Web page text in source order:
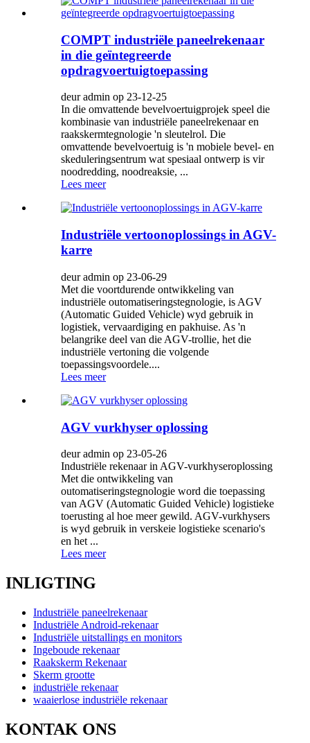
COMPT industriële paneelrekenaar
in die geïntegreerde
opdragvoertuigtoepassing
deur admin op 23-12-25
In die omvattende bevelvoertuigprojek speel die
kombinasie van industriële paneelrekenaar en
raakskermtegnologie 'n sleutelrol. Die
omvattende bevelvoertuig is 'n mobiele bevel- en
skeduleringsentrum wat spesiaal ontwerp is vir
noodredding, noodreaksie, ...
Lees meer
Industriële vertoonoplossings in AGV-
karre
deur admin op 23-06-29
Met die voortdurende ontwikkeling van
industriële outomatiseringstegnologie, is AGV
(Automatic Guided Vehicle) wyd gebruik in
logistiek, vervaardiging en pakhuise. As 'n
belangrike deel van die AGV-trollie, het die
industriële vertoning die volgende
toepassingsvoordele....
Lees meer
AGV vurkhyser oplossing
deur admin op 23-05-26
Industriële rekenaar in AGV-vurkhyseroplossing
Met die ontwikkeling van
outomatiseringstegnologie word die toepassing
van AGV (Automatic Guided Vehicle) logistieke
toerusting al hoe meer gewild. AGV-vurkhysers
is wyd gebruik in verskeie logistieke scenario's
en het ...
Lees meer
INLIGTING
Industriële paneelrekenaar
Industriële Android-rekenaar
Industriële uitstallings en monitors
Ingeboude rekenaar
Raakskerm Rekenaar
Skerm grootte
industriële rekenaar
waaierlose industriële rekenaar
KONTAK ONS